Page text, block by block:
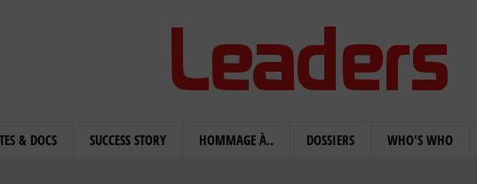
& DOCS SUCCESS STORY HOMMAGE À.. DOSSIERS WHO'S WHO